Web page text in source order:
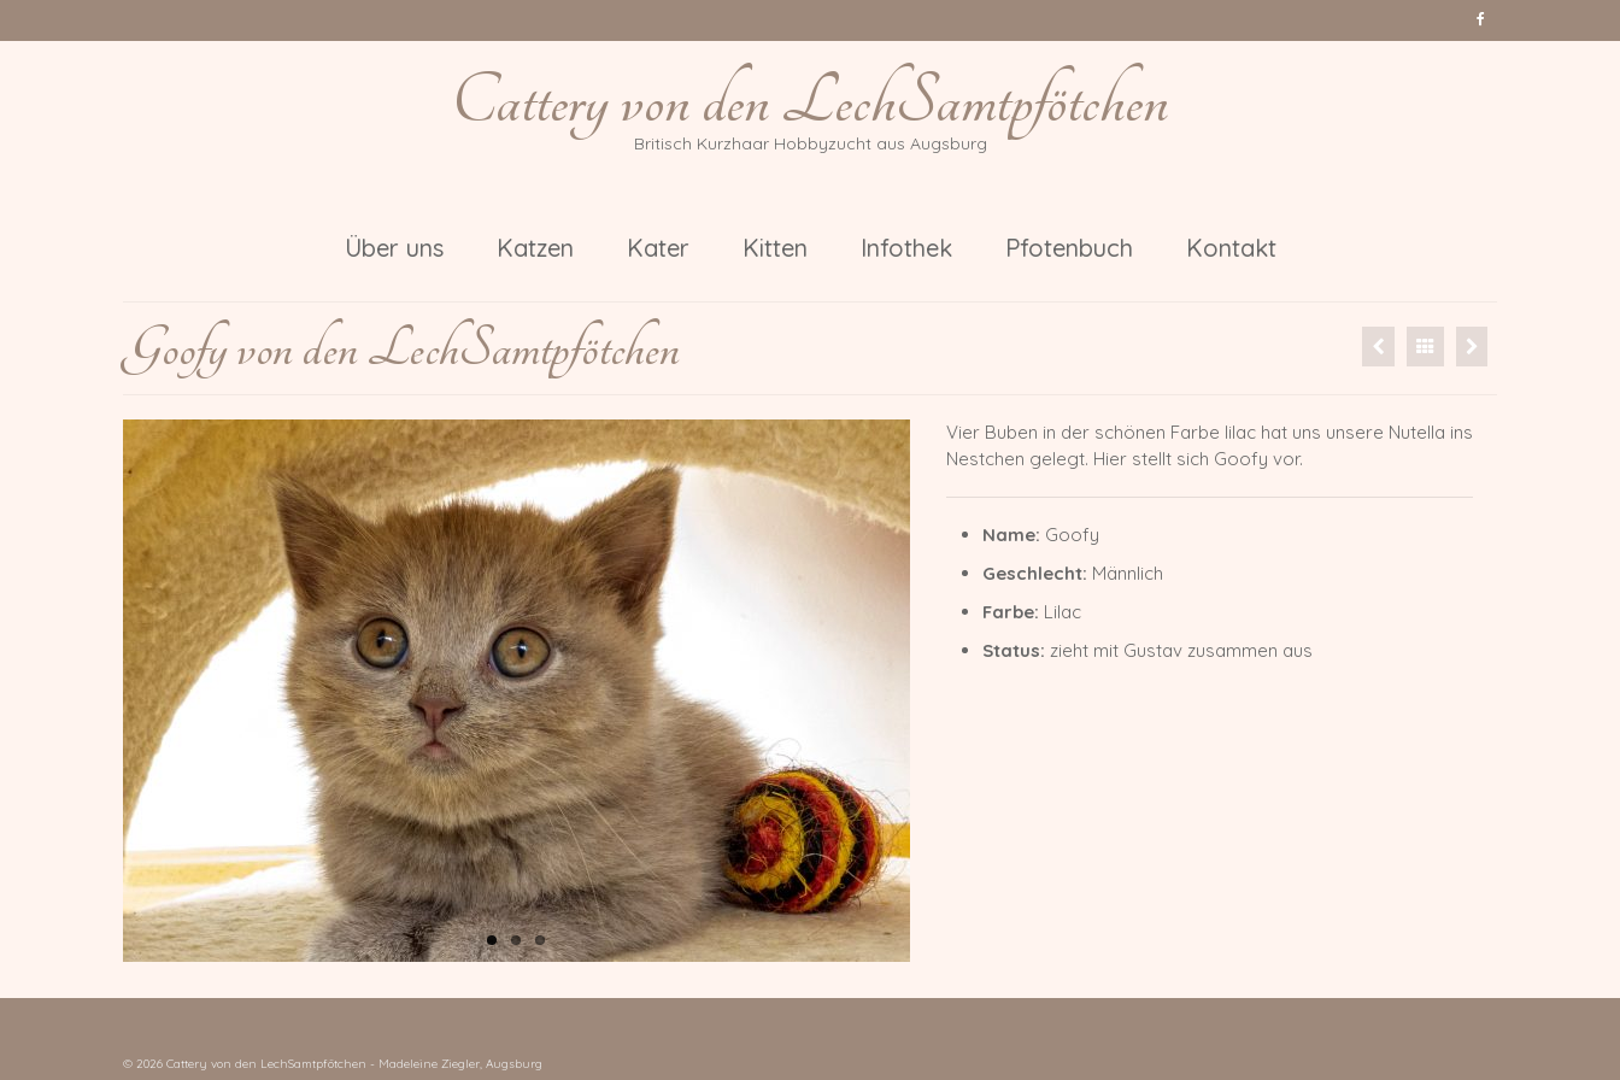
Cattery von den LechSamtpfötchen
Britisch Kurzhaar Hobbyzucht aus Augsburg
Über uns Katzen Kater Kitten Infothek Pfotenbuch Kontakt
Goofy von den LechSamtpfötchen
Vier Buben in der schönen Farbe lilac hat uns unsere Nutella ins
Nestchen gelegt. Hier stellt sich Goofy vor.
Name: Goofy
Geschlecht: Männlich
Farbe: Lilac
Status: zieht mit Gustav zusammen aus
© 2026 Cattery von den LechSamtpfötchen - Madeleine Ziegler, Augsburg